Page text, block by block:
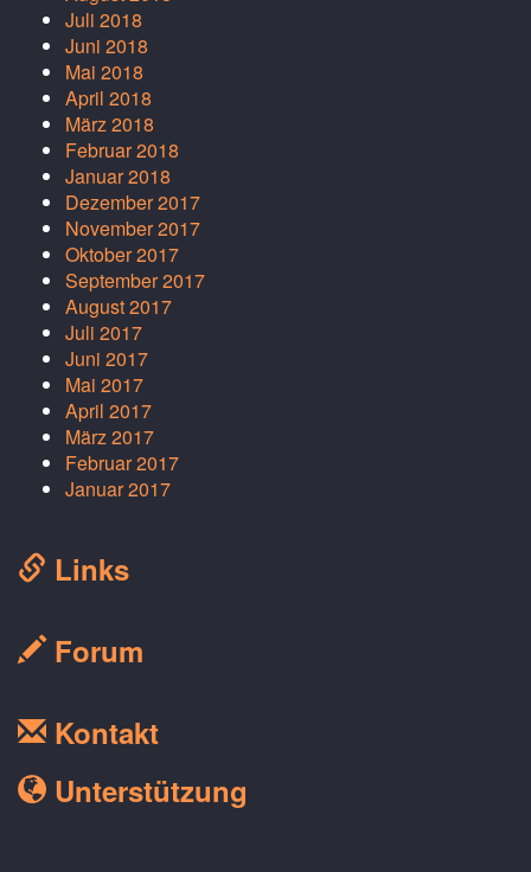
Juli 2018
Juni 2018
Mai 2018
April 2018
März 2018
Februar 2018
Januar 2018
Dezember 2017
November 2017
Oktober 2017
September 2017
August 2017
Juli 2017
Juni 2017
Mai 2017
April 2017
März 2017
Februar 2017
Januar 2017
Links
Forum
Kontakt
Unterstützung